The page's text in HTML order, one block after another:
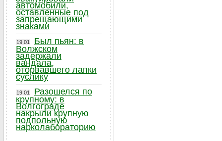
автомобили,
оставленные под
запрещающими
знаками
19.01
Был пьян: в
Волжском
задержали
вандала,
оторвавшего лапки
суслику
19.01
Разошелся по
крупному: в
Волгограде
накрыли крупную
подпольную
нарколабораторию